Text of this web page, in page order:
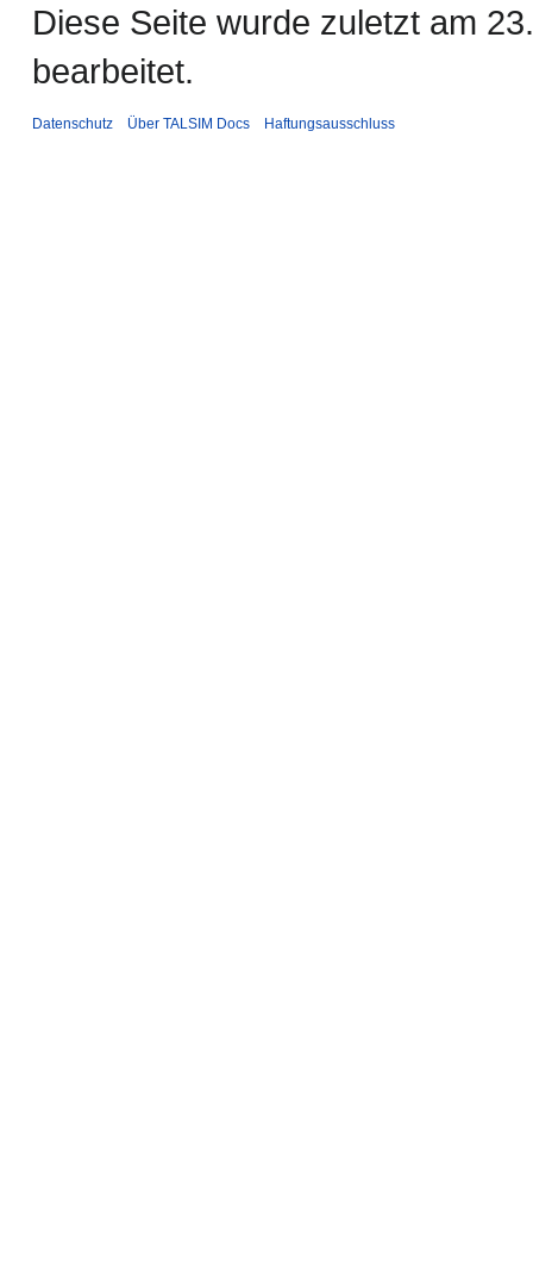
Diese Seite wurde zuletzt am
bearbeitet.
Datenschutz Über TALSIM Docs Haftungsausschluss